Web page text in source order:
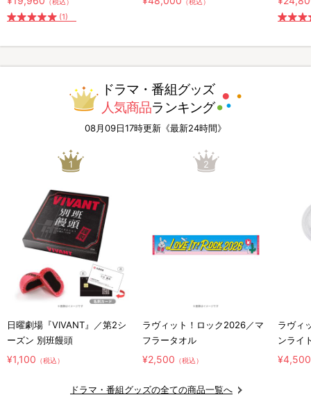
(1)
ドラマ・番組グッズ
人気商品ランキング
08月09日17時更新《最新24時間》
1
日曜劇場『VIVANT』／第2シ
ーズン 別班饅頭
¥1,100 （税込）
2
ラヴィット！ロック2026／マ
フラータオル
¥2,500 （税込）
ラヴィ
ンライ
¥4,500
ドラマ・番組グッズの全ての商品一覧へ